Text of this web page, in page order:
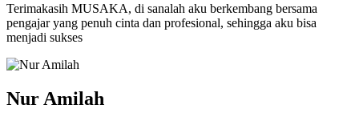
Terimakasih MUSAKA, di sanalah aku berkembang bersama
pengajar yang penuh cinta dan profesional, sehingga aku bisa
menjadi sukses
Nur Amilah